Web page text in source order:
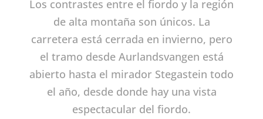
Los contrastes entre el fiordo y la región
de alta montaña son únicos. La
carretera está cerrada en invierno, pero
el tramo desde Aurlandsvangen está
abierto hasta el mirador Stegastein todo
el año, desde donde hay una vista
espectacular del fiordo.